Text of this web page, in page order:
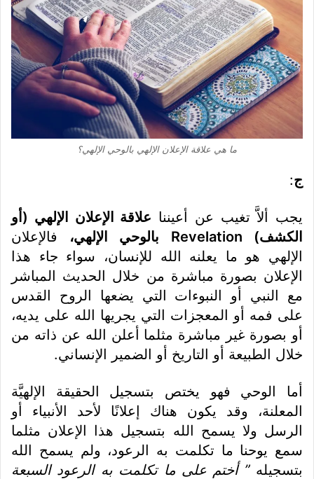
ما هي علاقة الإعلان الإلهي بالوحي الإلهي؟
ج:
يجب ألاَّ تغيب عن أعيننا علاقة الإعلان الإلهي (أو
الكشف) Revelation بالوحي الإلهي،
فالإعلان
الإلهي هو ما يعلنه الله للإنسان، سواء جاء هذا
الإعلان بصورة مباشرة من خلال الحديث المباشر
مع النبي أو النبوءات التي يضعها الروح القدس
على فمه أو المعجزات التي يجريها الله على يديه،
أو بصورة غير مباشرة مثلما أعلن الله عن ذاته من
خلال الطبيعة أو التاريخ أو الضمير الإنساني.
أما الوحي فهو يختص بتسجيل الحقيقة الإلهيَّة
المعلنة، وقد يكون هناك إعلانًا لأحد الأنبياء أو
الرسل ولا يسمح الله بتسجيل هذا الإعلان مثلما
سمع يوحنا ما تكلمت به الرعود، ولم يسمح الله
بتسجيله” أختم على ما تكلمت به الرعود السبعة